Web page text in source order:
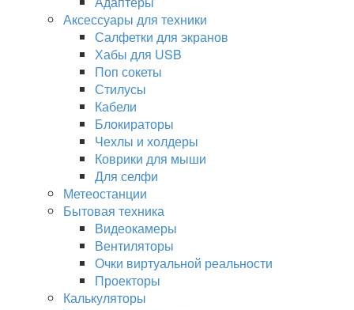
Аксессуары для техники
Салфетки для экранов
Хабы для USB
Поп сокеты
Стилусы
Кабели
Блокираторы
Чехлы и холдеры
Коврики для мыши
Для селфи
Метеостанции
Бытовая техника
Видеокамеры
Вентиляторы
Очки виртуальной реальности
Проекторы
Калькуляторы